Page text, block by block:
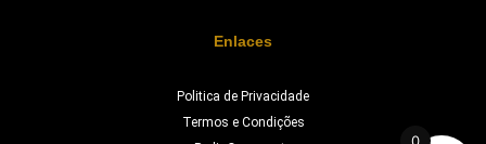
Enlaces
Politica de Privacidade
Termos e Condições